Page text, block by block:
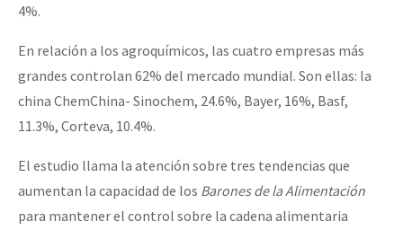
4%.
En relación a los agroquímicos, las cuatro empresas más
grandes controlan 62% del mercado mundial. Son ellas: la
china ChemChina- Sinochem, 24.6%, Bayer, 16%, Basf,
11.3%, Corteva, 10.4%.
El estudio llama la atención sobre tres tendencias que
aumentan la capacidad de los Barones de la Alimentación
para mantener el control sobre la cadena alimentaria